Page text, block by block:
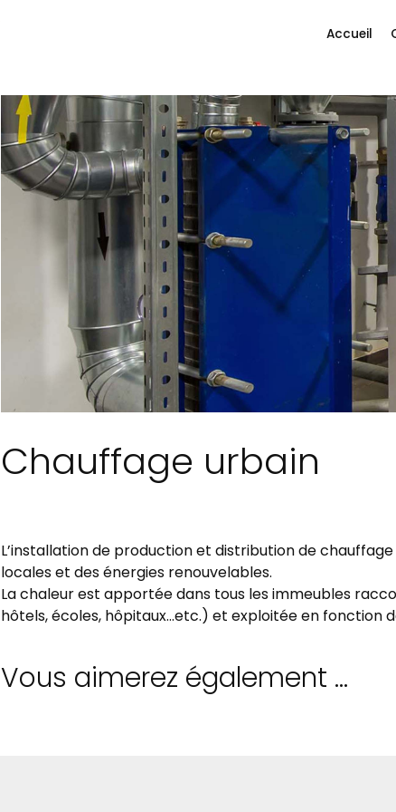
Accueil
Chauffage urbain
L’installation de production et distribution de
locales et des énergies renouvelables.
La chaleur est apportée dans tous les immeubles
hôtels, écoles, hôpitaux…etc.) et exploitée en fonction
Vous aimerez également ...